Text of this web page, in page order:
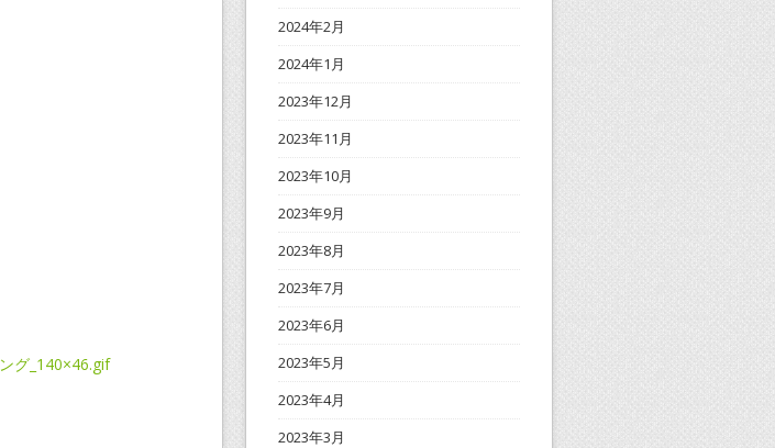
2024年2月
2024年1月
2023年12月
2023年11月
2023年10月
2023年9月
2023年8月
2023年7月
2023年6月
2023年5月
2023年4月
2023年3月